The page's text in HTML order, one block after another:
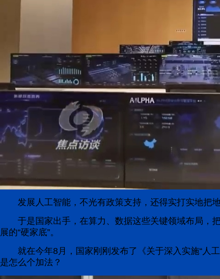
发展人工智能，不光有政策支持，还得实打实地把
于是国家出手，在算力、数据这些关键领域布局，
展的“硬家底”。
就在今年8月，国家刚刚发布了《关于深入实施“人
是怎么个加法？